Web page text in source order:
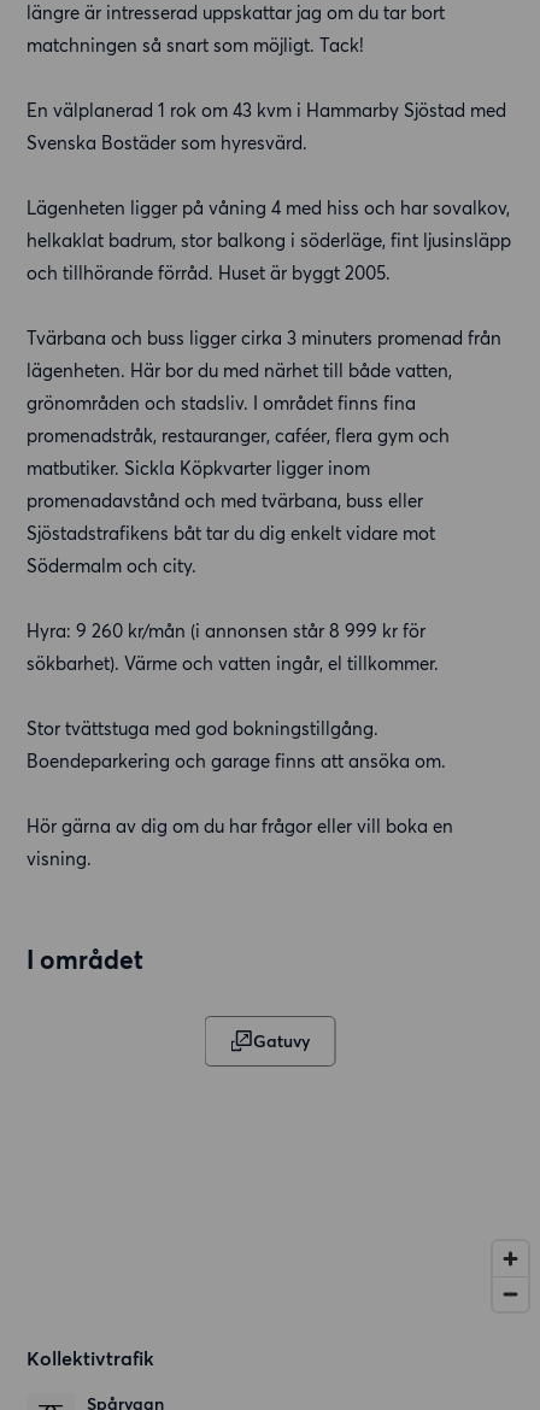
längre är intresserad uppskattar jag om du tar bort
matchningen så snart som möjligt. Tack!
En välplanerad 1 rok om 43 kvm i Hammarby Sjöstad med
Svenska Bostäder som hyresvärd.
Lägenheten ligger på våning 4 med hiss och har sovalkov,
helkaklat badrum, stor balkong i söderläge, fint ljusinsläpp
och tillhörande förråd. Huset är byggt 2005.
Tvärbana och buss ligger cirka 3 minuters promenad från
lägenheten. Här bor du med närhet till både vatten,
grönområden och stadsliv. I området finns fina
promenadstråk, restauranger, caféer, flera gym och
matbutiker. Sickla Köpkvarter ligger inom
promenadavstånd och med tvärbana, buss eller
Sjöstadstrafikens båt tar du dig enkelt vidare mot
Södermalm och city.
Hyra: 9 260 kr/mån (i annonsen står 8 999 kr för
sökbarhet). Värme och vatten ingår, el tillkommer.
Stor tvättstuga med god bokningstillgång.
Boendeparkering och garage finns att ansöka om.
Hör gärna av dig om du har frågor eller vill boka en
visning.
I området
Gatuvy
Kollektivtrafik
Spårvagn